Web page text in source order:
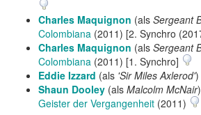
Charles Maquignon (als Sergeant
Colombiana (2011) [2. Synchro
Charles Maquignon (als Sergeant
Colombiana (2011) [1. Synchro]
Eddie Izzard (als 'Sir Miles Axlerod')
Shaun Dooley (als Malcolm McNair
Geister der Vergangenheit (2011)